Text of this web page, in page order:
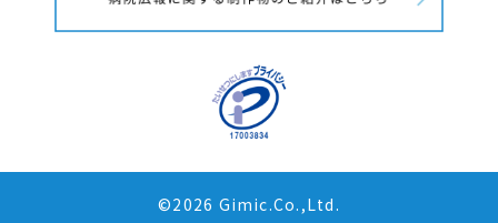
©2026 Gimic.Co.,Ltd.